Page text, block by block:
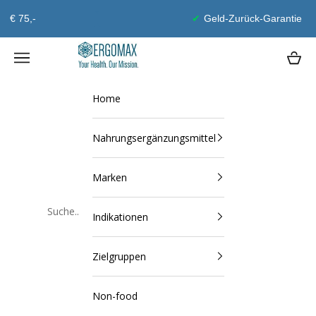
Geld-Zurück-Garantie
Ergomax
Navigationsmenü öffnen
Home
Nahrungsergänzungsmittel
Marken
Indikationen
Zielgruppen
Non-food